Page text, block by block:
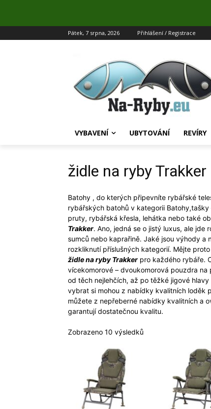
Pátek, 7 srpna, 2026 Přihlášení / Registrace
VYBAVENÍ UBYTOVÁNÍ REVÍRY
židle na ryby Trakker
Batohy , do kterých připevníte rybářské
rybářských batohů v kategorii
pruty, rybářská křesla, lehátka nebo také
Trakker. Ano, jedná se o jistý luxus, ale jde
sumců nebo kaprařině. Jaké jsou výhody
rozkliknutí příslušných kategorií. Mějte
židle na ryby Trakker pro každého rybáře.
vícekomorové – dvoukomorová pouzdra
od těch nejlehčích, až po těžké jigové
vybrat si mohou z nabídky kvalitních loděk
můžete z nepřeberné nabídky kvalitních a
garantují dostatečnou kvalitu.
Zobrazeno 10 výsledků